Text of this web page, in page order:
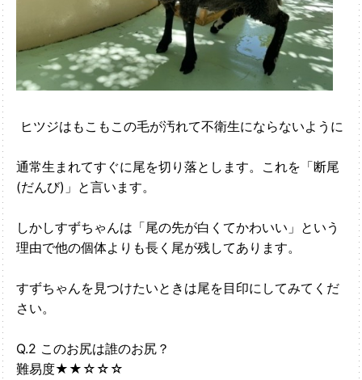
ヒツジはもこもこの毛が汚れて不衛生にならないように
通常生まれてすぐに尾を切り落とします。これを「断尾
(だんび)」と言います。
しかしすずちゃんは「尾の先が白くてかわいい」という
理由で他の個体よりも長く尾が残してあります。
すずちゃんを見つけたいときは尾を目印にしてみてくだ
さい。
Q.2 このお尻は誰のお尻？
難易度★★☆☆☆